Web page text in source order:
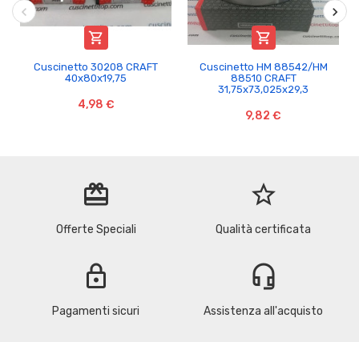

Cuscinetto 30208 CRAFT
40x80x19,75
4,98 €

Cuscinetto HM 88542/HM
88510 CRAFT
31,75x73,025x29,3
9,82 €
redeem
Offerte Speciali
star_border
Qualità certificata
lock
Pagamenti sicuri
headset_mic
Assistenza all'acquisto